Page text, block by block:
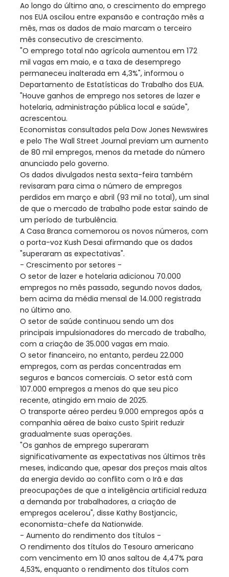
Ao longo do último ano, o crescimento do emprego
nos EUA oscilou entre expansão e contração mês a
mês, mas os dados de maio marcam o terceiro
mês consecutivo de crescimento.
"O emprego total não agrícola aumentou em 172
mil vagas em maio, e a taxa de desemprego
permaneceu inalterada em 4,3%", informou o
Departamento de Estatísticas do Trabalho dos EUA.
"Houve ganhos de emprego nos setores de lazer e
hotelaria, administração pública local e saúde",
acrescentou.
Economistas consultados pela Dow Jones Newswires
e pelo The Wall Street Journal previam um aumento
de 80 mil empregos, menos da metade do número
anunciado pelo governo.
Os dados divulgados nesta sexta-feira também
revisaram para cima o número de empregos
perdidos em março e abril (93 mil no total), um sinal
de que o mercado de trabalho pode estar saindo de
um período de turbulência.
A Casa Branca comemorou os novos números, com
o porta-voz Kush Desai afirmando que os dados
"superaram as expectativas".
- Crescimento por setores -
O setor de lazer e hotelaria adicionou 70.000
empregos no mês passado, segundo novos dados,
bem acima da média mensal de 14.000 registrada
no último ano.
O setor de saúde continuou sendo um dos
principais impulsionadores do mercado de trabalho,
com a criação de 35.000 vagas em maio.
O setor financeiro, no entanto, perdeu 22.000
empregos, com as perdas concentradas em
seguros e bancos comerciais. O setor está com
107.000 empregos a menos do que seu pico
recente, atingido em maio de 2025.
O transporte aéreo perdeu 9.000 empregos após a
companhia aérea de baixo custo Spirit reduzir
gradualmente suas operações.
"Os ganhos de emprego superaram
significativamente as expectativas nos últimos três
meses, indicando que, apesar dos preços mais altos
da energia devido ao conflito com o Irã e das
preocupações de que a inteligência artificial reduza
a demanda por trabalhadores, a criação de
empregos acelerou", disse Kathy Bostjancic,
economista-chefe da Nationwide.
- Aumento do rendimento dos títulos -
O rendimento dos títulos do Tesouro americano
com vencimento em 10 anos saltou de 4,47% para
4,53%, enquanto o rendimento dos títulos com